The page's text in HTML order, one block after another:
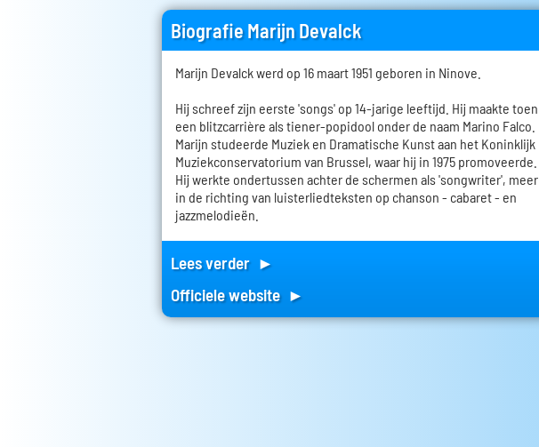
Biografie Marijn Devalck
Marijn Devalck werd op 16 maart 1951 geboren in Ninove.
Hij schreef zijn eerste 'songs' op 14-jarige leeftijd. Hij maakte toen
een blitzcarrière als tiener-popidool onder de naam Marino Falco.
Marijn studeerde Muziek en Dramatische Kunst aan het Koninklijk
Muziekconservatorium van Brussel, waar hij in 1975 promoveerde.
Hij werkte ondertussen achter de schermen als 'songwriter', meer
in de richting van luisterliedteksten op chanson - cabaret - en
jazzmelodieën.
Lees verder ►
Officiele website ►